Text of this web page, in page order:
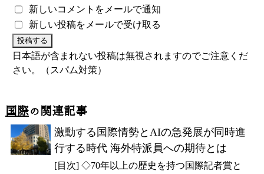
新しいコメントをメールで通知
新しい投稿をメールで受け取る
日本語が含まれない投稿は無視されますのでご注意くだ
さい。（スパム対策）
国際の関連記事
激動する国際情勢とAIの急発展が同時進
行する時代 海外特派員への期待とは
[目次] ◇70年以上の歴史を持つ国際記者賞と